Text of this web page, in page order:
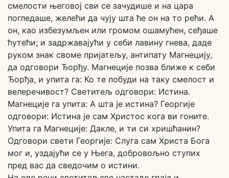
смелости његовој сви се зачудише и на цара
погледаше, желећи да чују шта ће он на то рећи. А
он, као избезумљен или громом ошамућен, сеђаше
ћутећи; и задржавајући у себи лавину гнева, даде
руком знак своме пријатељу, антипату Магнецију,
да одговори Ђорђу. Магнеције позва ближе к себи
Ђорђа, и упита га: Ко те побуди на таку смелост и
велеречивост? Светитељ одговори: Истина.
Магнеције га упита: А шта је истина? Георгије
одговори: Истина је сам Христос кога ви гоните.
Упита га Магнеције: Дакле, и ти си хришћанин?
Одговори свети Георгије: Слуга сам Христа Бога
мог и, уздајући се у Њега, добровољно ступих
пред вас да сведочим о истини.